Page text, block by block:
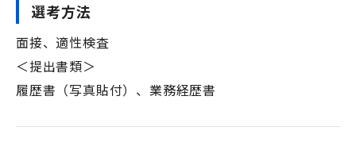
選考方法
面接、適性検査
＜提出書類＞
履歴書（写真貼付）、業務経歴書